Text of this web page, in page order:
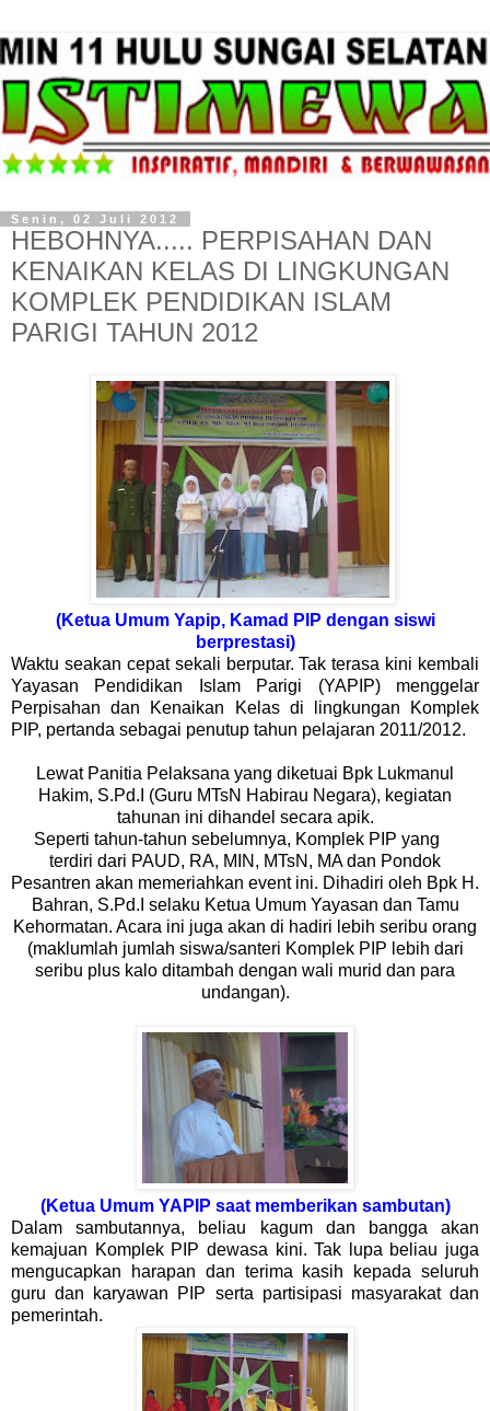
Senin, 02 Juli 2012
HEBOHNYA..... PERPISAHAN DAN
KENAIKAN KELAS DI LINGKUNGAN
KOMPLEK PENDIDIKAN ISLAM
PARIGI TAHUN 2012
(Ketua Umum Yapip, Kamad PIP dengan siswi
berprestasi)
Waktu seakan cepat sekali berputar. Tak terasa kini kembali
Yayasan Pendidikan Islam Parigi (YAPIP) menggelar
Perpisahan dan Kenaikan Kelas di lingkungan Komplek
PIP, pertanda sebagai penutup tahun pelajaran 2011/2012.
Lewat Panitia Pelaksana yang diketuai Bpk Lukmanul
Hakim, S.Pd.I (Guru MTsN Habirau Negara), kegiatan
tahunan ini dihandel secara apik.
Seperti tahun-tahun sebelumnya, Komplek PIP yang
terdiri dari PAUD, RA, MIN, MTsN, MA dan Pondok
Pesantren akan memeriahkan event ini. Dihadiri oleh Bpk H.
Bahran, S.Pd.I selaku Ketua Umum Yayasan dan Tamu
Kehormatan. Acara ini juga akan di hadiri lebih seribu orang
(maklumlah jumlah siswa/santeri Komplek PIP lebih dari
seribu plus kalo ditambah dengan wali murid dan para
undangan).
(Ketua Umum YAPIP saat memberikan sambutan)
Dalam sambutannya, beliau kagum dan bangga akan
kemajuan Komplek PIP dewasa kini. Tak lupa beliau juga
mengucapkan harapan dan terima kasih kepada seluruh
guru dan karyawan PIP serta partisipasi masyarakat dan
pemerintah.